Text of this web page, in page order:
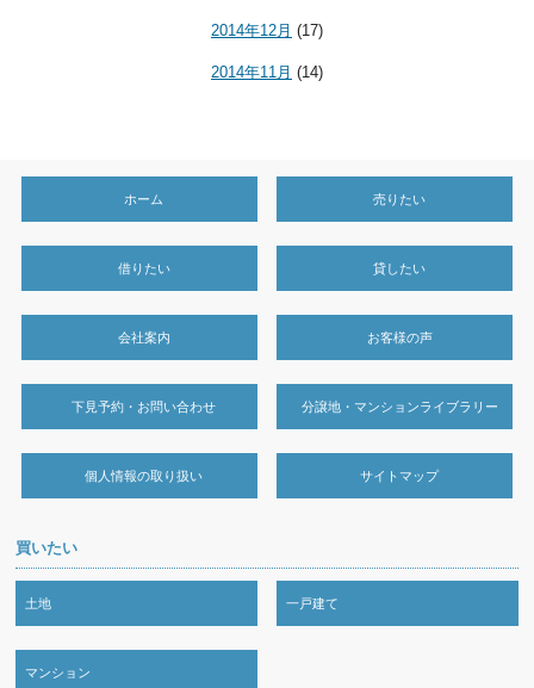
2014年12月 (17)
2014年11月 (14)
ホーム 売りたい
借りたい 貸したい
会社案内 お客様の声
下見予約・お問い合わせ 分譲地・マンションライブラリー
個人情報の取り扱い サイトマップ
買いたい
土地 一戸建て
マンション